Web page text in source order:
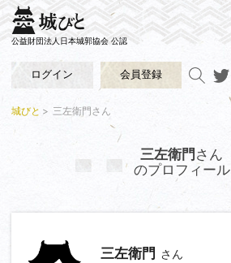
公益財団法人日本城郭協会 公認
ログイン 会員登録
城びと 三左衛門さん
三左衛門 さん
のプロフィール
三左衛門 さん